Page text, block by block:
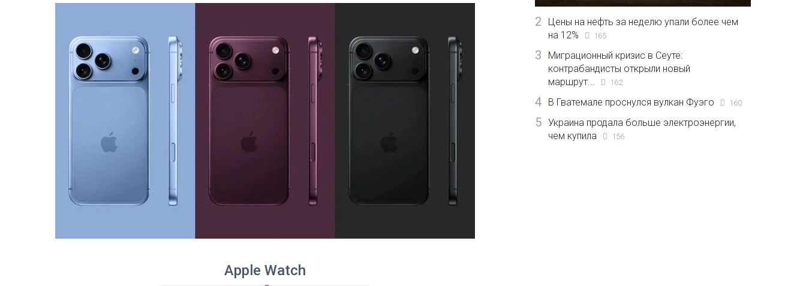
Apple Watch
2
Цены на нефть за неделю упали более чем
на 12%
165
3
Миграционный кризис в Сеуте:
контрабандисты открыли новый
маршрут...
162
4 В Гватемале проснулся вулкан Фуэго 160
5
Украина продала больше электроэнергии,
чем купила
156